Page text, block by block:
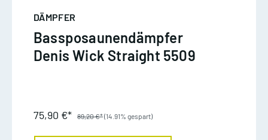
DÄMPFER
Bassposaunendämpfer
Denis Wick Straight 5509
75,90 €* 89,20 €*(14.91% gespart)